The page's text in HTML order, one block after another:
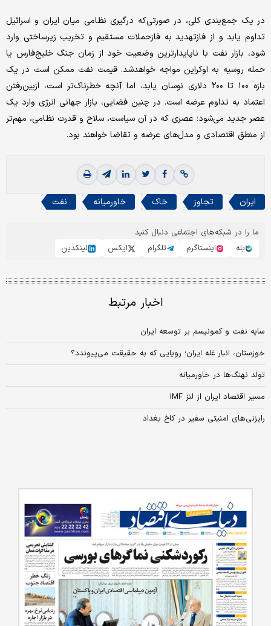
در یک جمع‌بندی کلی، در صورتی‌که درگیری نظامی میان ایران و اسرائیل
تداوم یابد و از فاز‌تهدید به فاز‌حملات مستقیم و تخریب زیرساختی وارد
شود، بازار نفت با ناپایدارترین وضعیت خود از زمان جنگ خلیج‌‌‌‌‌فارس یا
حمله روسیه به اوکراین مواجه خواهدشد. قیمت نفت ممکن است در یک
بازه ۱۰۰ تا ۲۰۰ دلاری نوسان یابد، اما آنچه خطرناک‌‌‌‌‌تر است، ازبین‌رفتن
اعتماد به تداوم عرضه است. در چنین فضایی، بازار جهانی انرژی وارد یک
عصر جدید می‌شود؛ عصری که در آن سیاست، سلاح و قدرت نظامی، مهم‌تر
از منطق اقتصادی و مدل‌های عرضه و تقاضا خواهند بود.
ایران تجاوز خاک خاورمیانه نفت
ما را در شبکه‌های اجتماعی دنبال کنید
بله
اینستاگرم تلگرام ایکس لینکدین
اخبار مرتبط
سایه نفت و کمونیسم بر توسعه ایران
خوزستان، انبار غله ایران؛ رویایی که به حقیقت می‌‌‌پیوندد؟
تولد نهنگ‌ها در خاورمیانه
مسیر اقتصاد ایران از لنز IMF
رایزنی‌‌‌های امنیتی سفیر در کاخ بغداد